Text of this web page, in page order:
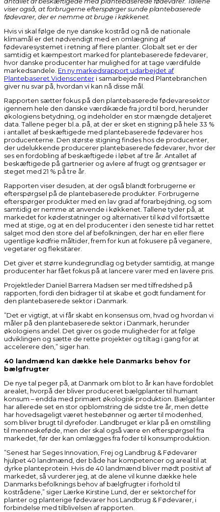
viser også, at forbrugerne efterspørger sunde plantebaserede
fødevarer, der er nemme at bruge i køkkenet.
Hvis vi skal følge de nye danske kostråd og nå de nationale
klimamål er det nødvendigt med en omlægning af
fødevaresystemet i retning af flere planter. Globalt set er der
samtidig et kæmpestort marked for plantebaserede fødevarer,
hvor danske producenter har mulighed for at tage værdifulde
markedsandele. En ny markedsrapport udarbejdet af
Plantebaseret Videnscenter i samarbejde med Plantebranchen
giver nu svar på, hvordan vi kan nå disse mål.
Rapporten sætter fokus på den plantebaserede fødevaresektor
igennem hele den danske værdikæde fra jord til bord, herunder
økologiens betydning, og indeholder en stor mængde detaljeret
data. Tallene peger bl.a. på, at der er sket en stigning på hele 33 %
i antallet af beskæftigede med plantebaserede fødevarer hos
producenterne. Den største stigning findes hos de producenter,
der udelukkende producerer plantebaserede fødevarer, hvor der
ses en fordobling af beskæftigede i løbet af tre år. Antallet af
beskæftigede på gartnerier og avlere af frugt og grøntsager er
steget med 21 % på tre år.
Rapporten viser desuden, at der også blandt forbrugerne er
efterspørgsel på de plantebaserede produkter. Forbrugerne
efterspørger produkter med en lav grad af forarbejdning, og som
samtidig er nemme at anvende i køkkenet. Tallene tyder på, at
markedet for køderstatninger og alternativer til kød vil fortsætte
med at stige, og at en del producenter i den seneste tid har rettet
salget mod den store del af befolkningen, der har en eller flere
ugentlige kødfrie måltider, frem for kun at fokusere på veganere,
vegetarer og fleksitarer.
Det giver et større kundegrundlag og betyder samtidig, at mange
producenter har fået fokus på at lancere varer med en lavere pris.
Projektleder Daniel Barrera Madsen ser med tilfredshed på
rapporten, fordi den bidrager til at skabe et godt fundament for
den plantebaserede sektor i Danmark.
”Det er vigtigt, at vi får skabt en konsensus om, hvad og hvordan vi
måler på den plantebaserede sektor i Danmark, herunder
økologiens andel. Det giver os gode muligheder for at følge
udviklingen og sætte de rette projekter og tiltag i gang for at
accelerere den,” siger han.
40 landmænd kan dække hele Danmarks behov for
bælgfrugter
De nye tal peger på, at Danmark om blot to år kan have fordoblet
arealet, hvorpå der bliver produceret bælgplanter til humant
konsum – endda med primært økologisk produktion. Bælgplanter
har allerede set en stor opblomstring de sidste tre år, men dette
har hovedsageligt været hestebønner og ærter til modenhed,
som bliver brugt til dyrefoder. Landbruget er klar på en omstilling
til menneskeføde, men der skal også være en efterspørgsel fra
markedet, før der kan omlægges fra foder til konsumproduktion.
”Senest har Seges Innovation, Frej og Landbrug & Fødevarer
hjulpet 40 landmænd, der både har kompetencer og areal til at
dyrke planteprotein. Hvis de 40 landmænd bliver mødt positivt af
markedet, så vurderer jeg, at de alene vil kunne dække hele
Danmarks befolknings behov af bælgfrugter i forhold til
kostrådene, ” siger Lærke Kirstine Lund, der er sektorchef for
planter og planterige fødevarer hos Landbrug & Fødevarer, i
forbindelse med tilblivelsen af rapporten.